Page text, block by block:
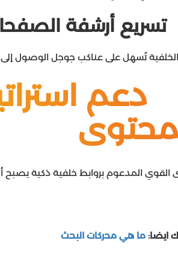
تسريع أرشفة
الخلفية تُسهل على عناكب جوجل الوصول
دعم
القوي المدعوم بروابط خلفية ذكية يصبح
ايضا: ما هي محركات البحث